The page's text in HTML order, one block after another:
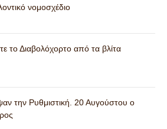
νομοσχέδιο
το Διαβολόχορτο από τα βλίτα
την Ρυθμιστική. 20 Αυγούστου ο